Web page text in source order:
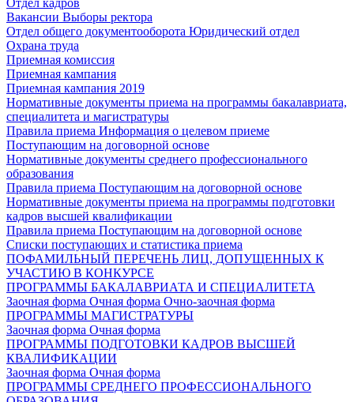
Вакансии Выборы ректора
Отдел общего документооборота Юридический отдел
Охрана труда
Приемная комиссия
Приемная кампания
Приемная кампания 2019
Нормативные документы приема на программы бакалавриата,
специалитета и магистратуры
Правила приема Информация о целевом приеме
Поступающим на договорной основе
Нормативные документы среднего профессионального
образования
Правила приема Поступающим на договорной основе
Нормативные документы приема на программы подготовки
кадров высшей квалификации
Правила приема Поступающим на договорной основе
Списки поступающих и статистика приема
ПОФАМИЛЬНЫЙ ПЕРЕЧЕНЬ ЛИЦ, ДОПУЩЕННЫХ К
УЧАСТИЮ В КОНКУРСЕ
ПРОГРАММЫ БАКАЛАВРИАТА И СПЕЦИАЛИТЕТА
Заочная форма Очная форма Очно-заочная форма
ПРОГРАММЫ МАГИСТРАТУРЫ
Заочная форма Очная форма
ПРОГРАММЫ ПОДГОТОВКИ КАДРОВ ВЫСШЕЙ
КВАЛИФИКАЦИИ
Заочная форма Очная форма
ПРОГРАММЫ СРЕДНЕГО ПРОФЕССИОНАЛЬНОГО